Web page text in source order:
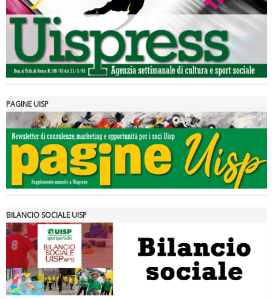
Tiziano Pesce a Radio InBlu2000 traccia il bilancio della stagione
PAGINE UISP
BILANCIO SOCIALE UISP